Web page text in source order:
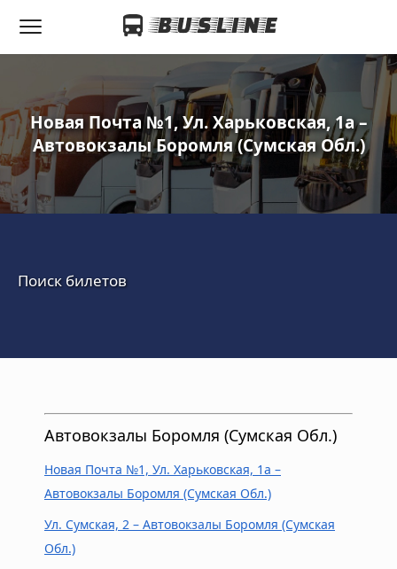
Новая Почта №1, Ул. Харьковская, 1а –
Автовокзалы Боромля (Сумская Обл.)‎
Поиск билетов
Автовокзалы Боромля (Сумская Обл.)‎
Новая Почта №1, Ул. Харьковская, 1а –
Автовокзалы Боромля (Сумская Обл.)‎
Ул. Сумская, 2 – Автовокзалы Боромля (Сумская
Обл.)‎